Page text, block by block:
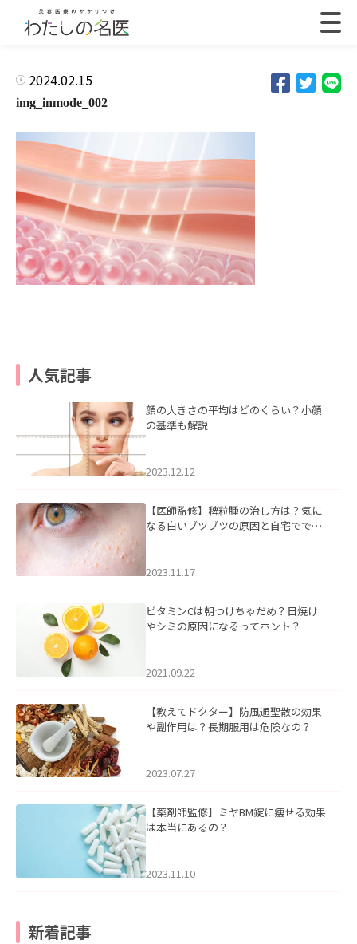
2024.02.15
img_inmode_002
人気記事
顔の大きさの平均はどのくらい？小顔
の基準も解説
2023.12.12
【医師監修】稗粒腫の治し方は？気に
なる白いブツブツの原因と自宅ででき
2023.11.17
ビタミンCは朝つけちゃだめ？日焼け
やシミの原因になるってホント？
2021.09.22
【教えてドクター】防風通聖散の効果
や副作用は？長期服用は危険なの？
2023.07.27
【薬剤師監修】ミヤBM錠に痩せる効果
は本当にあるの？
2023.11.10
新着記事